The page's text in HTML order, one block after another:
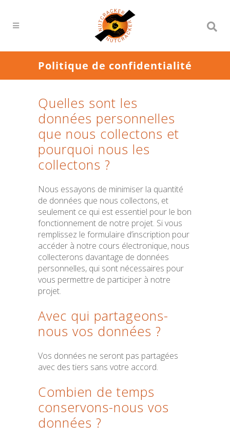
Politique de confidentialité
Quelles sont les
données personnelles
que nous collectons et
pourquoi nous les
collectons ?
Nous essayons de minimiser la quantité
de données que nous collectons, et
seulement ce qui est essentiel pour le bon
fonctionnement de notre projet. Si vous
remplissez le formulaire d’inscription pour
accéder à notre cours électronique, nous
collecterons davantage de données
personnelles, qui sont nécessaires pour
vous permettre de participer à notre
projet.
Avec qui partageons-
nous vos données ?
Vos données ne seront pas partagées
avec des tiers sans votre accord.
Combien de temps
conservons-nous vos
données ?